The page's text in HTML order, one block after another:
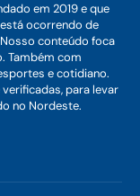
em 2019 e que
ocorrendo de
conteúdo foca
Também com
e cotidiano.
para levar
no Nordeste.